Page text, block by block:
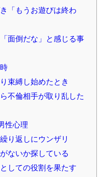
「もうお遊びは終わ
面倒だな」と感じる事
束縛し始めたとき
不倫相手が取り乱した
性心理
り返しにウンザリ
ないか探している
しての役割を果たす